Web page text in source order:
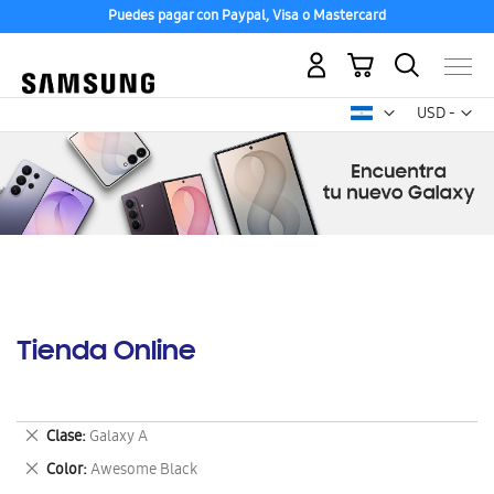
Puedes pagar con Paypal, Visa o Mastercard
USD -
dólar
Mi carrito
Tienda Online
Clase Galaxy A
Eliminar
este
artículo
Color Awesome Black
Eliminar